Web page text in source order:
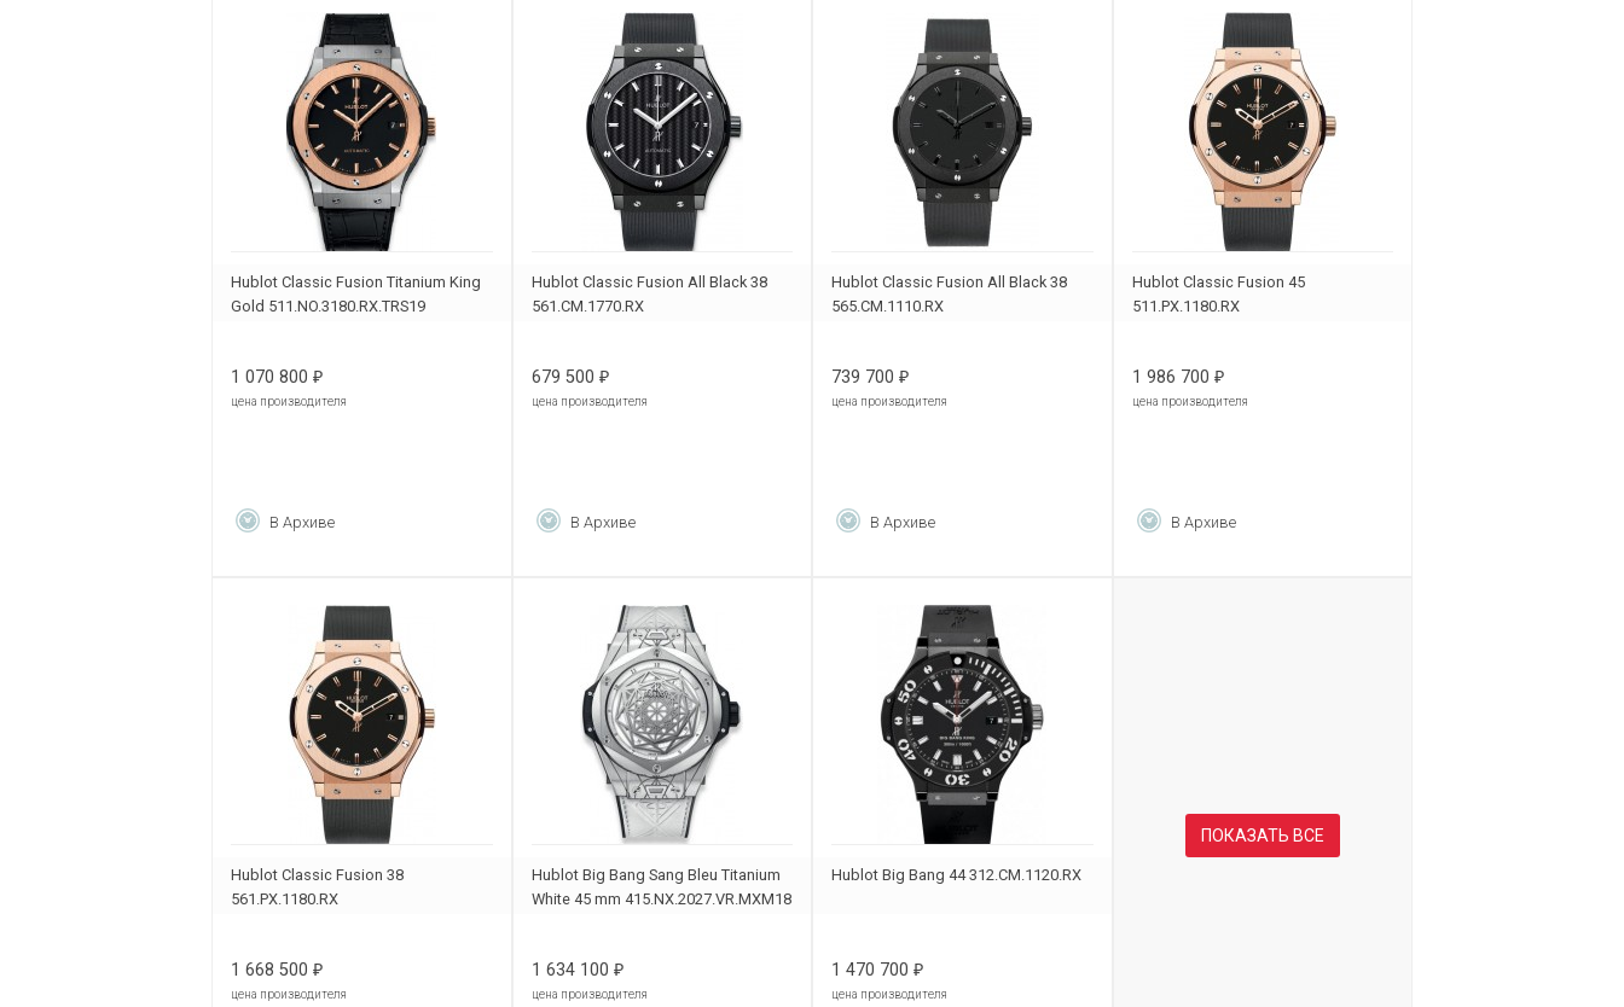
Hublot Classic Fusion Titanium King
Gold 511.NO.3180.RX.TRS19
1 070 800 ₽
цена производителя
В Архиве
Hublot Classic Fusion All Black 38
561.CM.1770.RX
679 500 ₽
цена производителя
В Архиве
Hublot Classic Fusion All Black 38
565.CM.1110.RX
739 700 ₽
цена производителя
В Архиве
Hublot Classic Fusion 45
511.PX.1180.RX
1 986 700 ₽
цена производителя
В Архиве
Hublot Classic Fusion 38
561.PX.1180.RX
1 668 500 ₽
цена производителя
Hublot Big Bang Sang Bleu Titanium
White 45 mm 415.NX.2027.VR.MXM18
1 634 100 ₽
цена производителя
Hublot Big Bang 44 312.CM.1120.RX
1 470 700 ₽
цена производителя
ПОКАЗАТЬ ВСЕ